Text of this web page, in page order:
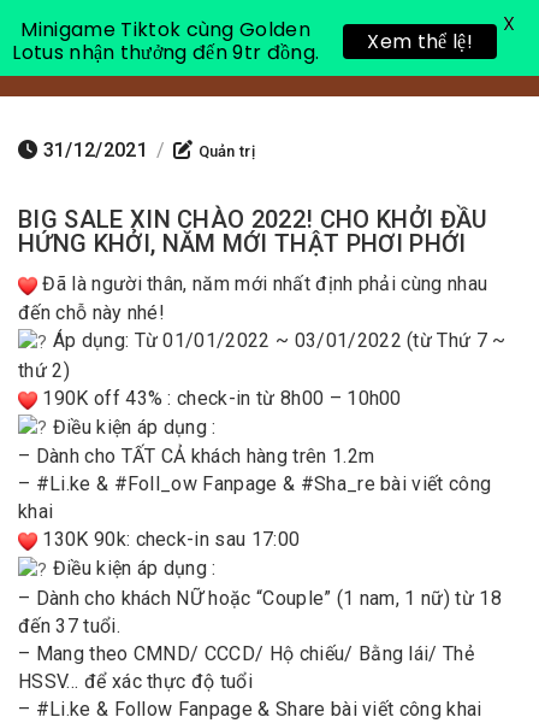
Toggle
31/12/2021 / Quản trị
BIG SALE XIN CHÀO 2022! CHO KHỞI ĐẦU
HỨNG KHỞI, NĂM MỚI THẬT PHƠI PHỚI
Đã là người thân, năm mới nhất định phải cùng nhau
đến chỗ này nhé!
Áp dụng: Từ 01/01/2022 ~ 03/01/2022 (từ Thứ 7 ~
thứ 2)
190K off 43% : check-in từ 8h00 – 10h00
Điều kiện áp dụng :
– Dành cho TẤT CẢ khách hàng trên 1.2m
– #Li.ke & #Foll_ow Fanpage & #Sha_re bài viết công
khai
130K 90k: check-in sau 17:00
Điều kiện áp dụng :
– Dành cho khách NỮ hoặc “Couple” (1 nam, 1 nữ) từ 18
đến 37 tuổi.
– Mang theo CMND/ CCCD/ Hộ chiếu/ Bằng lái/ Thẻ
HSSV… để xác thực độ tuổi
– #Li.ke & Follow Fanpage & Share bài viết công khai
Minigame Tiktok cùng Golden
Lotus nhận thưởng đến 9tr đồng.
Xem thể lệ!
X